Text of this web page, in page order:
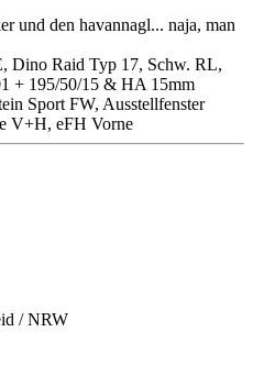
und den havannagl... naja, man
Dino Raid Typ 17, Schw. RL,
+ 195/50/15 & HA 15mm
Sport FW, Ausstellfenster
V+H, eFH Vorne
/ NRW